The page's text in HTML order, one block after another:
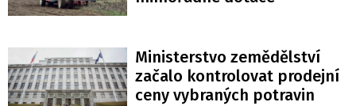
Ministerstvo zemědělství
začalo kontrolovat prodejní
ceny vybraných potravin